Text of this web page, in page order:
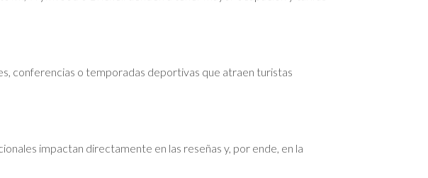
conferencias o temporadas deportivas que atraen turistas
impactan directamente en las reseñas y, por ende, en la